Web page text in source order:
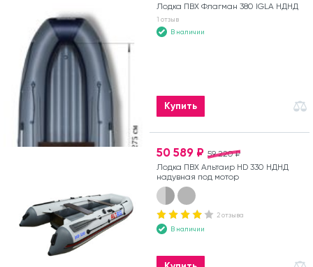
Лодка ПВХ Флагман 380 IGLA НДНД
1 отзыв
В наличии
Купить
59 220 ₽
50 589 ₽
Лодка ПВХ Альтаир HD 330 НДНД
надувная под мотор
2 отзыва
В наличии